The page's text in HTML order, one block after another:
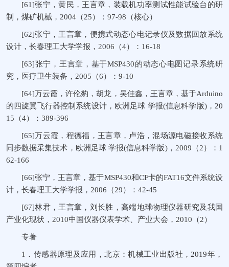
[61]张宁，黄民，王言章，装载机功率测试性能试验台的研
制，煤矿机械，2004（25）：97-98（核心）
[62]张宁，王言章，便携式动态心电记录仪及数据回放系统
设计，长春理工大学学报，2006（4）：16-18
[63]张宁，王言章，基于MSP430的动态心电图记录系统研
究，医疗卫生装备，2005（6）：9-10
[64]万云霞，许伦豹，胡龙，吴佳鑫，王言章，基于Arduino
的四旋翼飞行器控制系统设计，欧洲足球 学报(信息科学版)，20
15（4）：389-396
[65]万云霞，程德福，王言章，卢浩，混场源电磁接收系统
同步数据采集技术，欧洲足球 学报(信息科学版)，2009（2）：1
62-166
[66]张宁，王言章，基于MSP430和CF卡的FAT16文件系统设
计，长春理工大学学报，2006（29）：42-45
[67]林君，王言章，刘长胜，高端地球物理仪器研究及我国
产业化现状，2010中国仪器仪表学术、产业大会，2010（2）
专著
1．传感器原理及应用，北京：机械工业出版社，2019年，